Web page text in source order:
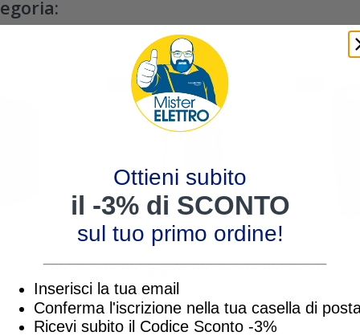
grigio
Contenitore 1 Posto
autoportante IP55 per
Modo e Mix Master 43401
3,69 €
Copritasto
Modo 31603
Ottieni subito
il -3% di SCONTO
sul tuo primo ordine!
Inserisci la tua email
Conferma l'iscrizione nella tua casella di
Ricevi subito il Codice Sconto -3%